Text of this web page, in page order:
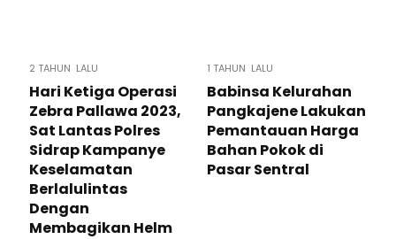
2 TAHUN LALU
Hari Ketiga Operasi
Zebra Pallawa 2023,
Sat Lantas Polres
Sidrap Kampanye
Keselamatan
Berlalulintas
Dengan
Membagikan Helm
1 TAHUN LALU
Babinsa Kelurahan
Pangkajene Lakukan
Pemantauan Harga
Bahan Pokok di
Pasar Sentral